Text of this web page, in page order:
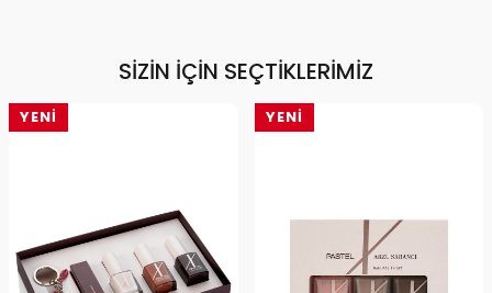
SIZIN İÇIN SEÇTIKLERIMIZ
YENI YENI